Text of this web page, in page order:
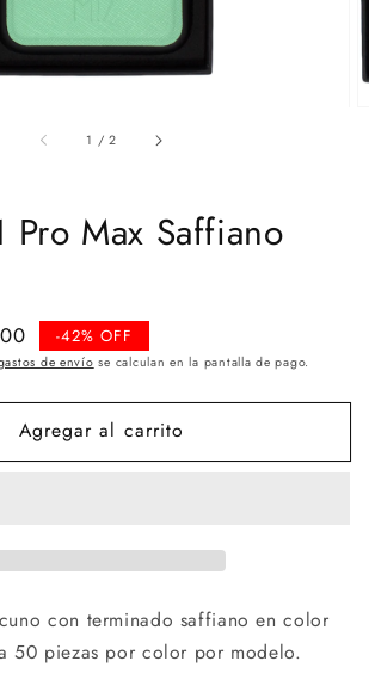
1 /de
2
Pro Max Saffiano
-42% OFF
de envío se calculan en la pantalla de pago.
Agregar al carrito
con terminado saffiano en color
50 piezas por color por modelo.